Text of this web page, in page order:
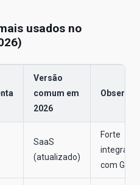
usados no
Versão
comum em
2026
SaaS
(atualizado)
Forte
com